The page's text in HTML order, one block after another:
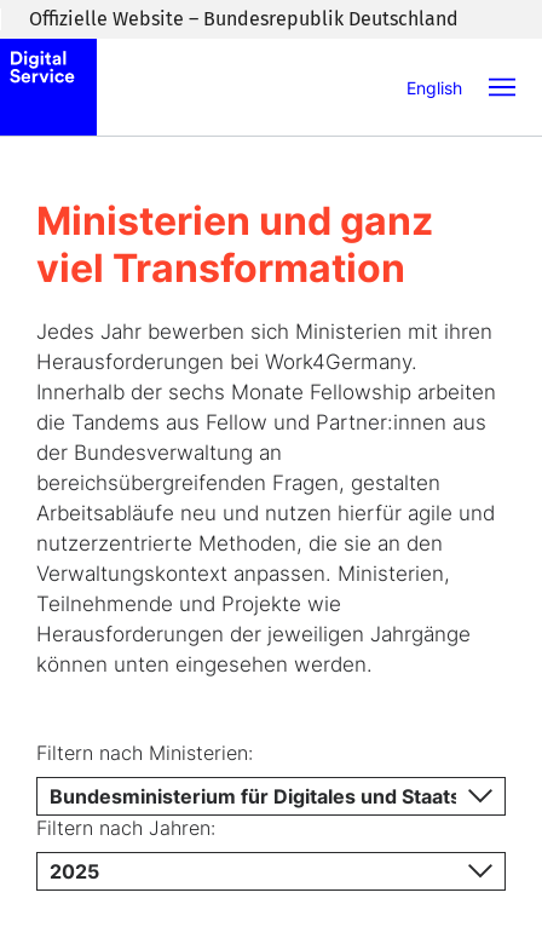
Zum Inhaltsbereich wechseln
Offizielle Website – Bundesrepublik Deutschland
English
Ministerien und ganz
viel Transformation
Jedes Jahr bewerben sich Ministerien mit ihren
Herausforderungen bei Work4Germany.
Innerhalb der sechs Monate Fellowship arbeiten
die Tandems aus Fellow und Partner:innen aus
der Bundesverwaltung an
bereichsübergreifenden Fragen, gestalten
Arbeitsabläufe neu und nutzen hierfür agile und
nutzerzentrierte Methoden, die sie an den
Verwaltungskontext anpassen. Ministerien,
Teilnehmende und Projekte wie
Herausforderungen der jeweiligen Jahrgänge
können unten eingesehen werden.
Filtern nach Ministerien:
Bundesministerium für Digitales und
Filtern nach Jahren:
2025